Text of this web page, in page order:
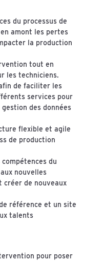
du processus de
amont les pertes
la production
tout en
les techniciens.
de faciliter les
services pour
des données
flexible et agile
de production
du
nouvelles
créer de nouveaux
référence et un site
talents
pour poser